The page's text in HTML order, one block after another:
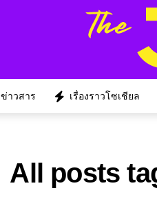
ข่าวสาร เรื่องราวโซเชียล
All posts